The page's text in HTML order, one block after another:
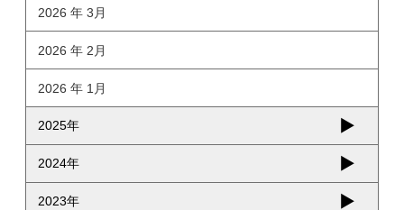
2026 年 3月
2026 年 2月
2026 年 1月
2025年
2024年
2023年